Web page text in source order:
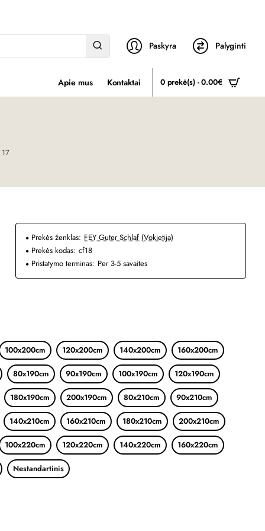
Paskyra Palyginti
Apie mus Kontaktai 0 prekė(s) - 0.00€
Prekės ženklas: FEY Guter Schlaf (Vokietija)
Prekės kodas: cf18
Pristatymo terminas: Per 3-5 savaites
100x200cm 120x200cm 140x200cm 160x200cm
80x190cm 90x190cm 100x190cm 120x190cm
180x190cm 200x190cm 80x210cm 90x210cm
140x210cm 160x210cm 180x210cm 200x210cm
100x220cm 120x220cm 140x220cm 160x220cm
Nestandartinis